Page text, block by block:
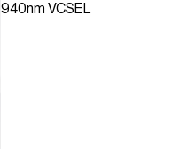
940nm VCSEL